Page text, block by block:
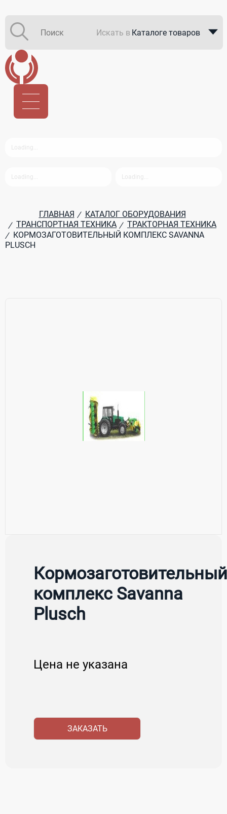
Искать в Каталоге товаров
ГЛАВНАЯ / КАТАЛОГ ОБОРУДОВАНИЯ
/ ТРАНСПОРТНАЯ ТЕХНИКА / ТРАКТОРНАЯ ТЕХНИКА
/ КОРМОЗАГОТОВИТЕЛЬНЫЙ КОМПЛЕКС SAVANNA
PLUSCH
Кормозаготовительный
комплекс Savanna
Plusch
Цена не указана
ЗАКАЗАТЬ